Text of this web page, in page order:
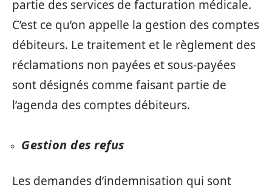
partie des services de facturation médicale.
C’est ce qu’on appelle la gestion des comptes
débiteurs. Le traitement et le règlement des
réclamations non payées et sous-payées
sont désignés comme faisant partie de
l’agenda des comptes débiteurs.
Gestion des refus
Les demandes d’indemnisation qui sont